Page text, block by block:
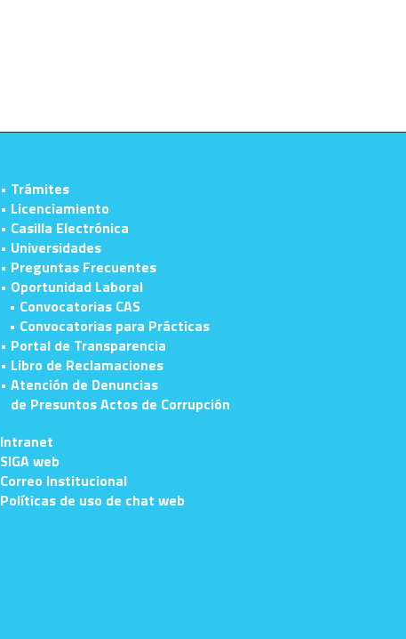
• Trámites
• Licenciamiento
• Casilla Electrónica
• Universidades
• Preguntas Frecuentes
• Oportunidad Laboral
• Convocatorias CAS
• Convocatorias para Prácticas
• Portal de Transparencia
• Libro de Reclamaciones
• Atención de Denuncias
de Presuntos Actos de Corrupción
Intranet
SIGA web
Correo Institucional
Políticas de uso de chat web